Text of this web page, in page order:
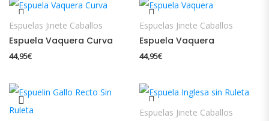
Espuelas Jinete Caballos
Espuela Vaquera Curva
44,95€
Espuelas Jinete Caballos
Espuela Vaquera
44,95€
Espuelas Jinete Caballos